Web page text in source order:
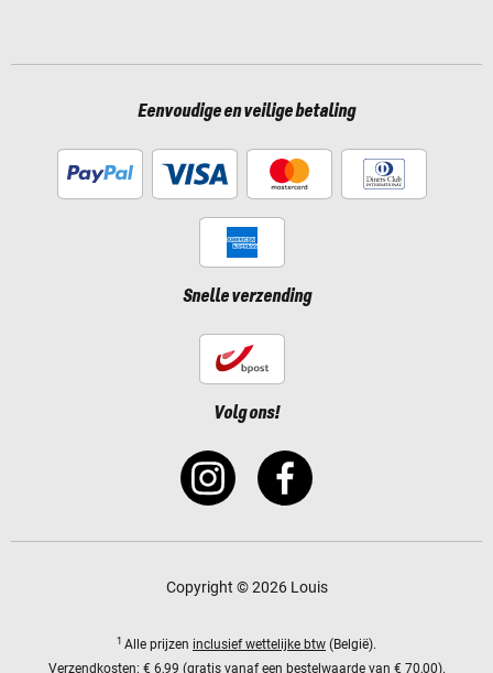
Eenvoudige en veilige betaling
Snelle verzending
Volg ons!
Copyright © 2026 Louis
1 Alle prijzen inclusief wettelijke btw (België).
Verzendkosten: € 6,99 (gratis vanaf een bestelwaarde van € 70,00).